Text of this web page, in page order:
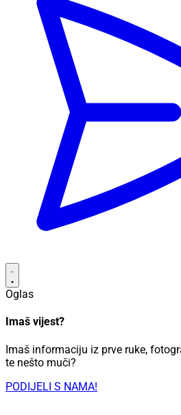
Oglas
Imaš vijest?
Imaš informaciju iz prve ruke,
te nešto muči?
PODIJELI S NAMA!